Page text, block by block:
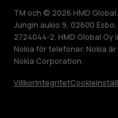
TM och © 2026 HMD
Jungin aukio 9, 02600
2724044-2. HMD Global
Nokia för telefoner. Nokia
Nokia Corporation.
VillkorIntegritet